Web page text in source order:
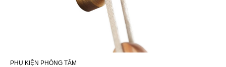
PHỤ KIỆN PHÒNG TẮM